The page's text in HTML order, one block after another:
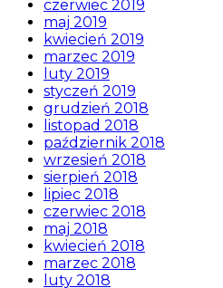
czerwiec 2019
maj 2019
kwiecień 2019
marzec 2019
luty 2019
styczeń 2019
grudzień 2018
listopad 2018
październik 2018
wrzesień 2018
sierpień 2018
lipiec 2018
czerwiec 2018
maj 2018
kwiecień 2018
marzec 2018
luty 2018